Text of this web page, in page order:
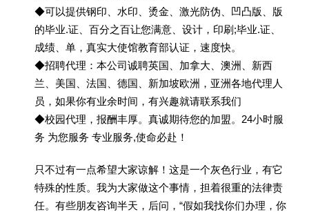
◆可以提供钢印、水印、烫金、激光防伪、凹凸版、版
的毕业.证、百分之百让您满意、设计，印刷;毕业.证、
成绩、单，真实大使馆教育部认证，速度快。
◆招聘代理：本公司诚聘英国、加拿大、澳洲、新西
兰、美国、法国、德国、新加坡欧洲，亚洲各地代理人
员，如果你有业余时间，有兴趣就请联系我们
◆校园代理，报酬丰厚。真诚期待您的加盟。24小时服
务 为您服务 专业服务,使命必赴！
只不过有一点希望大家谅解！这是一个灰色行业，有它
特殊的性质。我为大家做这个事情，担着很重的法律责
任。有些朋友咨询半天，后问，“假如我找你们办理，你